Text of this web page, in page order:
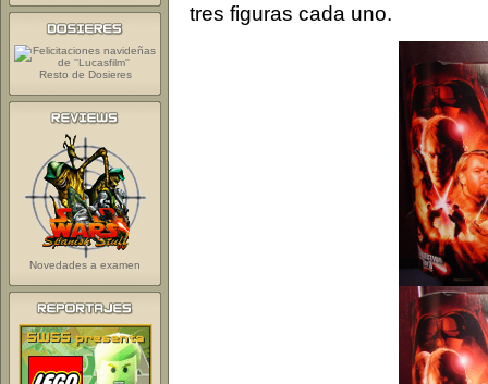
tres figuras cada uno.
Resto de Dosieres
Novedades a examen